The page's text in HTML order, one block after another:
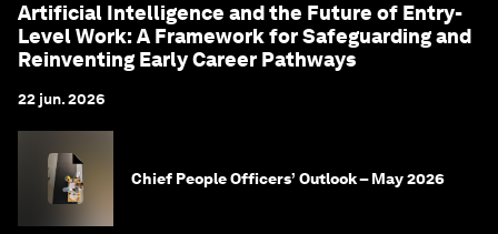
Artificial Intelligence and the Future of Entry-
Level Work: A Framework for Safeguarding and
Reinventing Early Career Pathways
22 jun. 2026
Chief People Officers’ Outlook – May 2026